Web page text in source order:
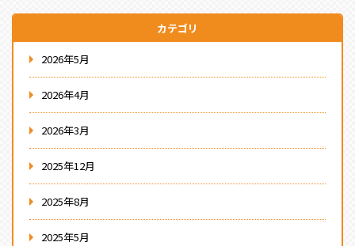
カテゴリ
2026年5月
2026年4月
2026年3月
2025年12月
2025年8月
2025年5月